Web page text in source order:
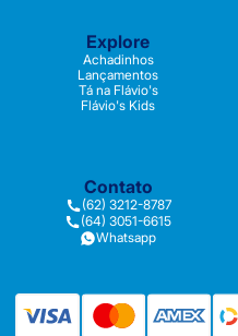
Explore
Achadinhos
Lançamentos
Tá na Flávio's
Flávio's Kids
Contato
(62) 3212-8787
(64) 3051-6615
Whatsapp